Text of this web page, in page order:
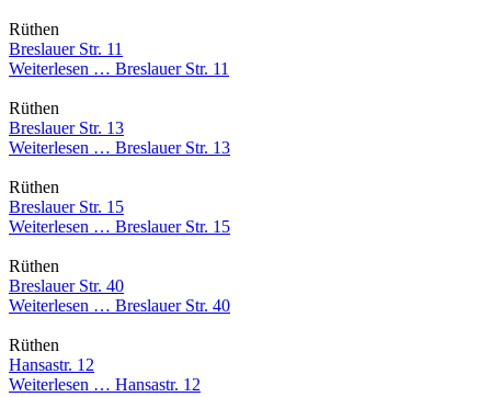
Rüthen
Breslauer Str. 11
Weiterlesen … Breslauer Str. 11
Rüthen
Breslauer Str. 13
Weiterlesen … Breslauer Str. 13
Rüthen
Breslauer Str. 15
Weiterlesen … Breslauer Str. 15
Rüthen
Breslauer Str. 40
Weiterlesen … Breslauer Str. 40
Rüthen
Hansastr. 12
Weiterlesen … Hansastr. 12